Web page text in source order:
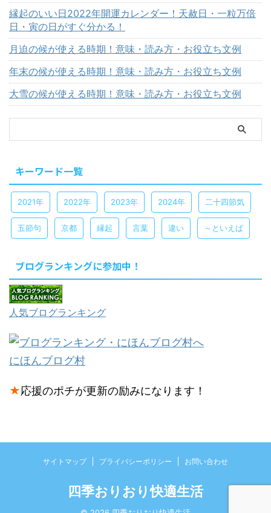
縁起のいい日2022年開運カレンダー！天赦日・一粒万倍
日・寅の日がすぐ分かる！
月迫の候が使える時期！意味・読み方・お役立ち文例
年末の候が使える時期！意味・読み方・お役立ち文例
大雪の候が使える時期！意味・読み方・お役立ち文例
キーワード一覧
2021年 2022年 2023年 2024年 二十四節気
五節句 京都 縁起 言葉 違い ～といえば
ブログランキングに参加中！
人気ブログランキング
にほんブログ村
★応援のポチが更新の励みになります！
サイトマップ プライバシーポリシー お問い合わせ
四季おりおり快適生活